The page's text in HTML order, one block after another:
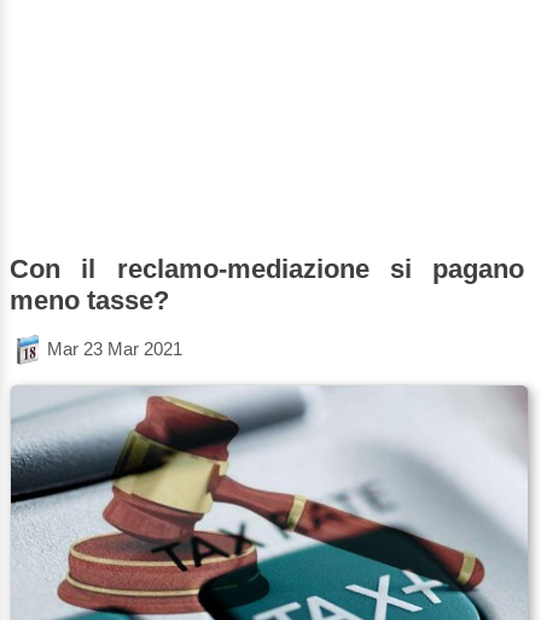
Con il reclamo-mediazione si pagano
meno tasse?
Mar 23 Mar 2021